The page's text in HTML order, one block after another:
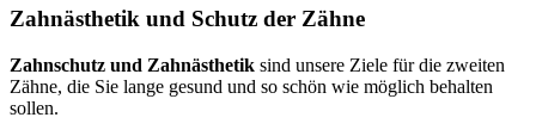
Zahnästhetik und Schutz der Zähne
Zahnschutz und Zahnästhetik sind unsere Ziele für die zweiten
Zähne, die Sie lange gesund und so schön wie möglich behalten
sollen.